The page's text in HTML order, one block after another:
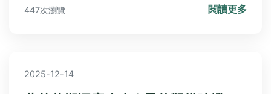
447次瀏覽 閱讀更多
2025-12-14